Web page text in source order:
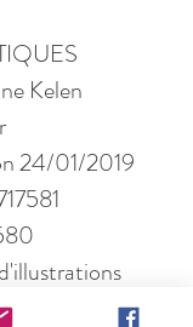
Kelen
24/01/2019
192